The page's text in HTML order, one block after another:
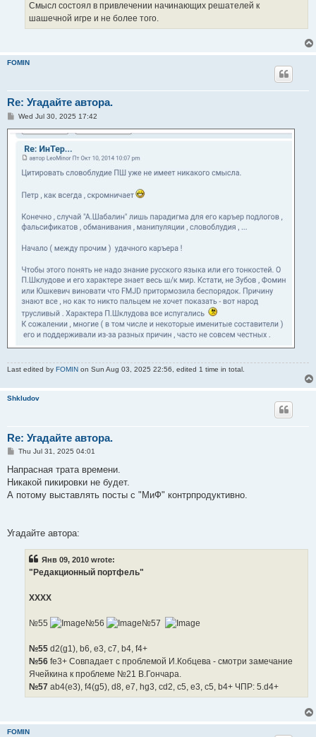
Смысл состоял в привлечении начинающих решателей к
шашечной игре и не более того.
FOMIN
Re: Угадайте автора.
P
s
Wed Jul 30, 2025 17:42
Last edited by FOMIN on Sun Aug 03, 2025 22:56, edited 1 time in total.
Shkludov
Re: Угадайте автора.
P
s
Thu Jul 31, 2025 04:01
Напрасная трата времени.
Никакой пикировки не будет.
А потому выставлять посты с "МиФ" контрпродуктивно.
Угадайте автора:
Янв 09, 2010 wrote:
"Редакционный портфель"
ХХХХ
№55 №56 №57
№55 d2(g1), b6, e3, c7, b4, f4+
№56 fe3+ Совпадает с проблемой И.Кобцева - смотри замечание
Ячейкина к проблеме №21 В.Гончара.
№57 ab4(e3), f4(g5), d8, e7, hg3, cd2, c5, e3, c5, b4+ ЧПР: 5.d4+
FOMIN